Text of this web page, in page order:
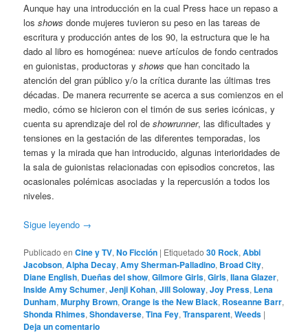
Aunque hay una introducción en la cual Press hace un repaso a
losshows donde mujeres tuvieron su peso en las tareas de
escritura y producción antes de los 90, la estructura que le ha
dado al libro es homogénea: nueve artículos de fondo centrados
en guionistas, productoras yshows que han concitado la
atención del gran público y/o la crítica durante las últimas tres
décadas. De manera recurrente se acerca a sus comienzos en el
medio, cómo se hicieron con el timón de sus series icónicas, y
cuenta su aprendizaje del rol deshowrunner, las dificultades y
tensiones en la gestación de las diferentes temporadas, los
temas y la mirada que han introducido, algunas interioridades de
la sala de guionistas relacionadas con episodios concretos, las
ocasionales polémicas asociadas y la repercusión a todos los
niveles.
Sigue leyendo →
Publicado en Cine y TV,No Ficción | Etiquetado 30 Rock,Abbi
Jacobson,Alpha Decay,Amy Sherman-Palladino, Broad City,
Diane English, Dueñas del show,Gilmore Girls,Girls,Ilana Glazer,
Inside Amy Schumer,Jenji Kohan,Jill Soloway,Joy Press, Lena
Dunham,Murphy Brown,Orange is the New Black, Roseanne Barr,
Shonda Rhimes,Shondaverse,Tina Fey,Transparent,Weeds |
Deja un comentario